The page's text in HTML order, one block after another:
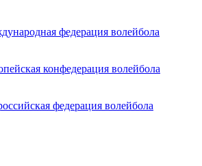
федерация волейбола
конфедерация волейбола
федерация волейбола